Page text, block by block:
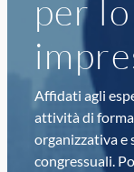
per
Affidati agli
attività di
organizzativa e
congressuali.